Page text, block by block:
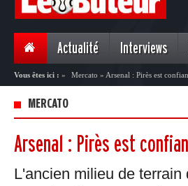
Actualité Interviews
Vous êtes ici : » Mercato » Arsenal : Pirès est
MERCATO
Arsenal : Pirès est
L'ancien milieu de